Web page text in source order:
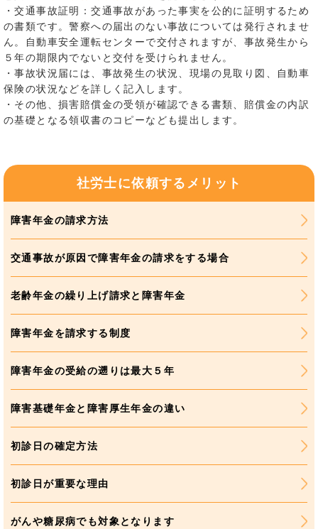
・交通事故証明：交通事故があった事実を公的に証明するため
の書類です。警察への届出のない事故については発行されませ
ん。自動車安全運転センターで交付されますが、事故発生から
５年の期限内でないと交付を受けられません。
・事故状況届には、事故発生の状況、現場の見取り図、自動車
保険の状況などを詳しく記入します。
・その他、損害賠償金の受領が確認できる書類、賠償金の内訳
の基礎となる領収書のコピーなども提出します。
社労士に依頼するメリット
障害年金の請求方法
交通事故が原因で障害年金の請求をする場合
老齢年金の繰り上げ請求と障害年金
障害年金を請求する制度
障害年金の受給の遡りは最大５年
障害基礎年金と障害厚生年金の違い
初診日の確定方法
初診日が重要な理由
がんや糖尿病でも対象となります